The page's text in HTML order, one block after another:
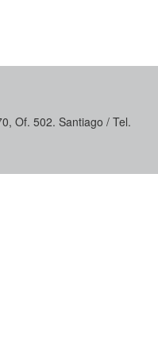
Of. 502. Santiago / Tel.